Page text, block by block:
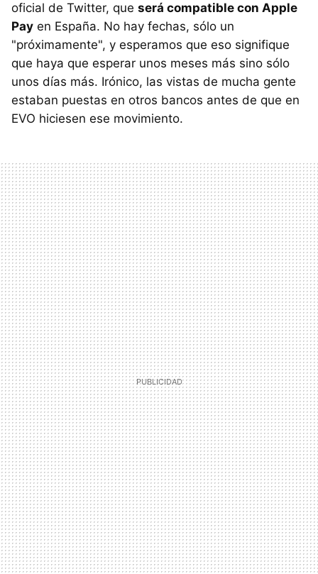
oficial de Twitter, que será compatible con Apple
Pay en España. No hay fechas, sólo un
"próximamente", y esperamos que eso signifique
que haya que esperar unos meses más sino sólo
unos días más. Irónico, las vistas de mucha gente
estaban puestas en otros bancos antes de que en
EVO hiciesen ese movimiento.